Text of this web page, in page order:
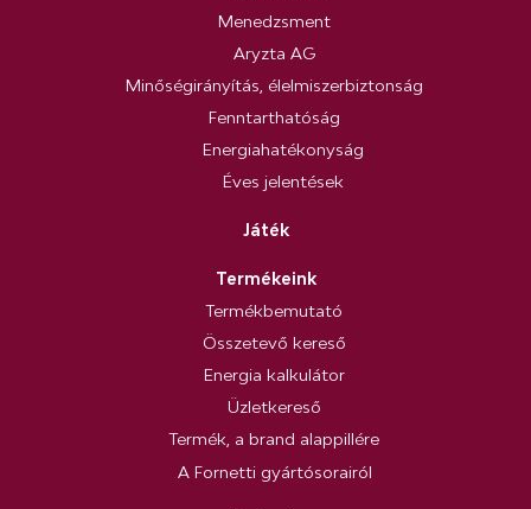
Menedzsment
Aryzta AG
Minőségirányítás, élelmiszerbiztonság
Fenntarthatóság
Energiahatékonyság
Éves jelentések
Játék
Termékeink
Termékbemutató
Összetevő kereső
Energia kalkulátor
Üzletkereső
Termék, a brand alappillére
A Fornetti gyártósorairól